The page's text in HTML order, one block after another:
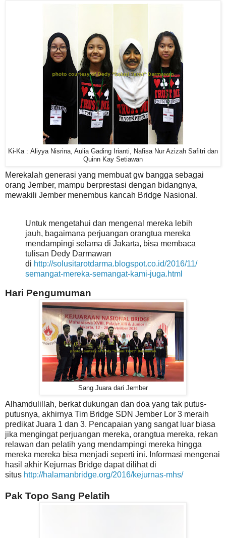
Ki-Ka : Aliyya Nisrina, Aulia Gading Irianti, Nafisa Nur Azizah Safitri dan
Quinn Kay Setiawan
Merekalah generasi yang membuat gw bangga sebagai
orang Jember, mampu berprestasi dengan bidangnya,
mewakili Jember menembus kancah Bridge Nasional.
Untuk mengetahui dan mengenal mereka lebih
jauh, bagaimana perjuangan orangtua mereka
mendampingi selama di Jakarta, bisa membaca
tulisan Dedy Darmawan
di http://solusitarotdarma.blogspot.co.id/2016/11/
semangat-mereka-semangat-kami-juga.html
Hari Pengumuman
Sang Juara dari Jember
Alhamdulillah, berkat dukungan dan doa yang tak putus-
putusnya, akhirnya Tim Bridge SDN Jember Lor 3 meraih
predikat Juara 1 dan 3. Pencapaian yang sangat luar biasa
jika mengingat perjuangan mereka, orangtua mereka, rekan
relawan dan pelatih yang mendampingi mereka hingga
mereka mereka bisa menjadi seperti ini. Informasi mengenai
hasil akhir Kejurnas Bridge dapat dilihat di
situs http://halamanbridge.org/2016/kejurnas-mhs/
Pak Topo Sang Pelatih